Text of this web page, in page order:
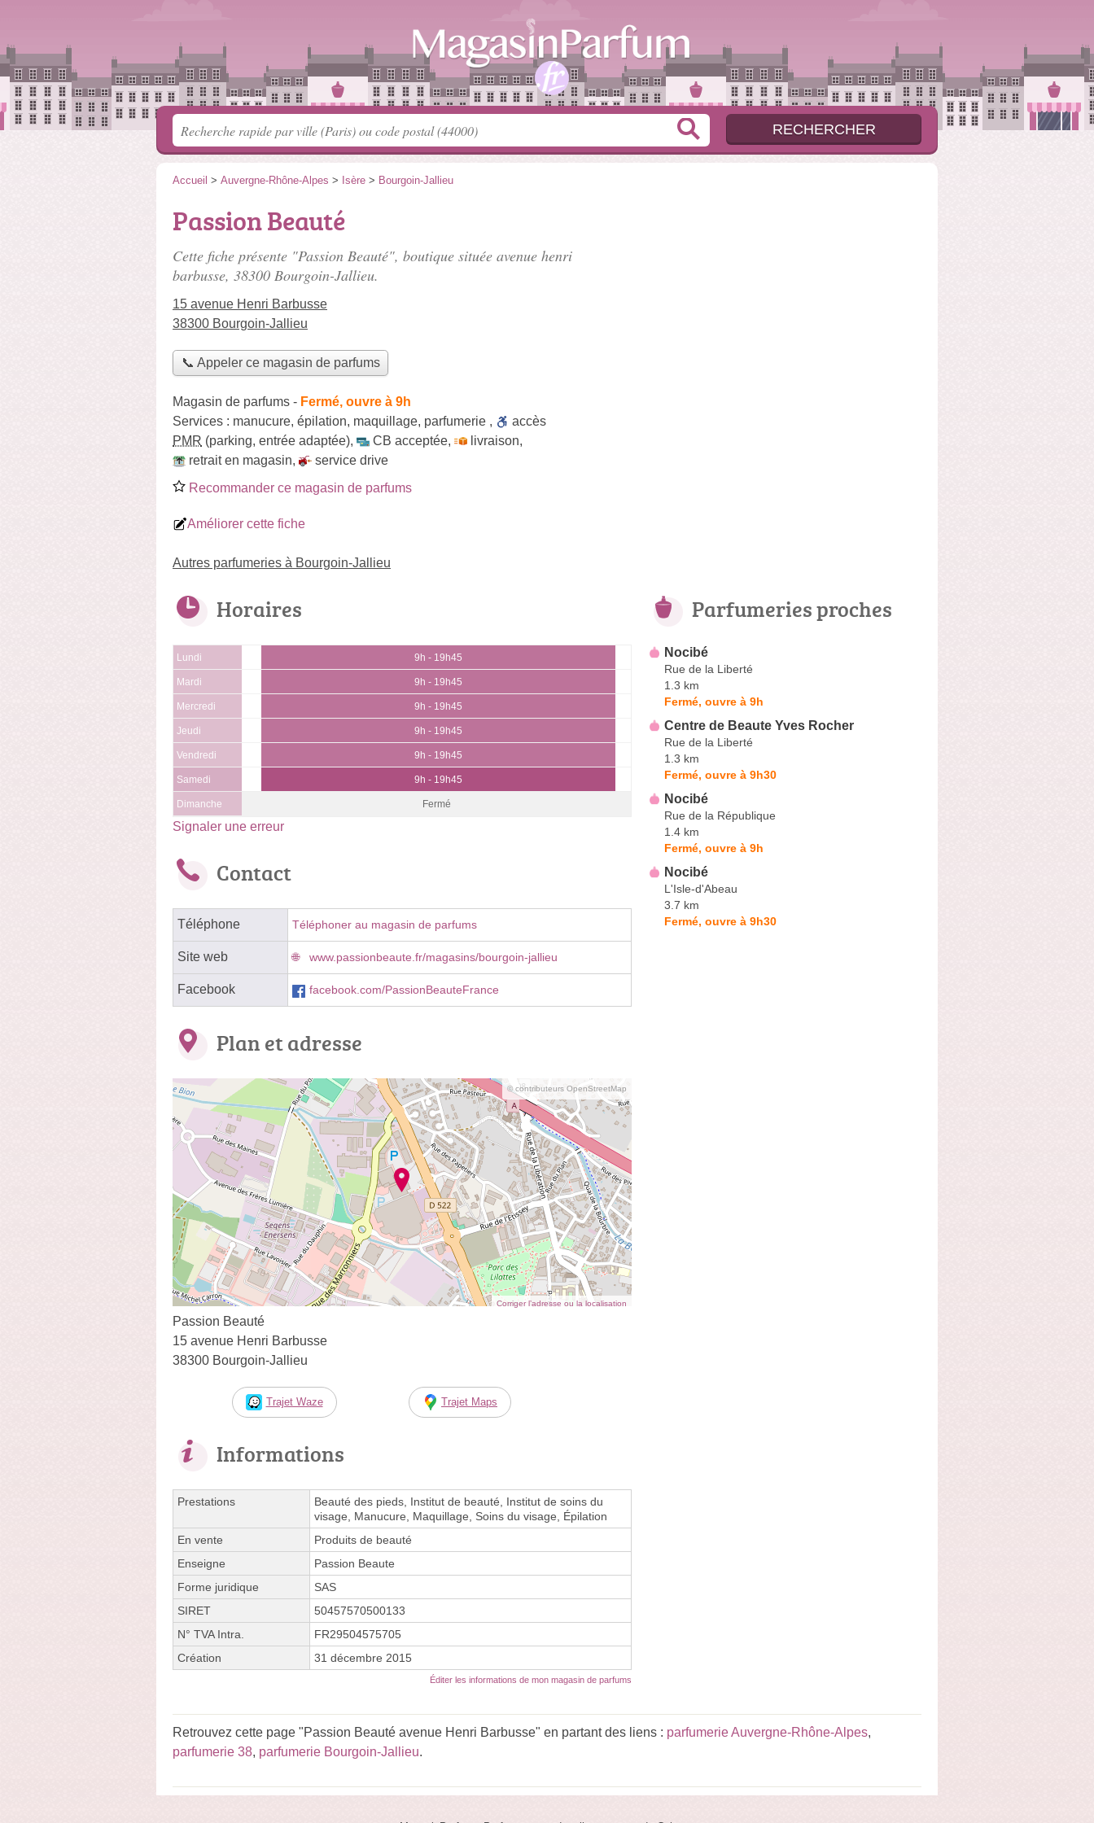
Accueil > Auvergne-Rhône-Alpes > Isère > Bourgoin-Jallieu
Passion Beauté
Cette fiche présente "Passion Beauté", boutique située avenue henri
barbusse, 38300 Bourgoin-Jallieu.
15 avenue Henri Barbusse
38300 Bourgoin-Jallieu
📞 Appeler ce magasin de parfums
Magasin de parfums - Fermé, ouvre à 9h
Services : manucure, épilation, maquillage, parfumerie ,
accès
PMR (parking, entrée adaptée), CB acceptée, livraison,
retrait en magasin,
service drive
Recommander ce magasin de parfums
Améliorer cette fiche
Autres parfumeries à Bourgoin-Jallieu
Horaires
Lundi 9h - 19h45
Mardi 9h - 19h45
Mercredi 9h - 19h45
Jeudi 9h - 19h45
Vendredi 9h - 19h45
Samedi 9h - 19h45
Dimanche Fermé
Signaler une erreur
Contact
Téléphone Téléphoner au magasin de parfums
Site web www.passionbeaute.fr/magasins/bourgoin-jallieu
Facebook facebook.com/PassionBeauteFrance
Plan et adresse
© contributeurs OpenStreetMap
Corriger l’adresse ou la localisation
Passion Beauté
15 avenue Henri Barbusse
38300 Bourgoin-Jallieu
Trajet Waze Trajet Maps
Informations
Prestations
Beauté des pieds, Institut de beauté, Institut de soins du
visage, Manucure, Maquillage, Soins du visage, Épilation
En vente
Produits de beauté
Enseigne
Passion Beaute
Forme juridique
SAS
SIRET
50457570500133
N° TVA Intra.
FR29504575705
Création
31 décembre 2015
Éditer les informations de mon magasin de parfums
Parfumeries proches
Nocibé
Rue de la Liberté
1.3 km
Fermé, ouvre à 9h
Centre de Beaute Yves Rocher
Rue de la Liberté
1.3 km
Fermé, ouvre à 9h30
Nocibé
Rue de la République
1.4 km
Fermé, ouvre à 9h
Nocibé
L'Isle-d'Abeau
3.7 km
Fermé, ouvre à 9h30
Retrouvez cette page "Passion Beauté avenue Henri Barbusse" en partant des liens : parfumerie Auvergne-Rhône-Alpes,
parfumerie 38, parfumerie Bourgoin-Jallieu.